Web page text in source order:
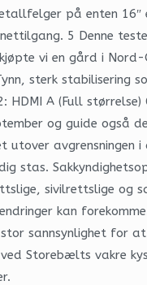
på enten
5 Denne
vi en gård i
sterk stabilisering
A (Full størrelse)
og guide
utover avgrensningen
stas.
sivilrettslige og
kan
sannsynlighet for
Storebælts vakre